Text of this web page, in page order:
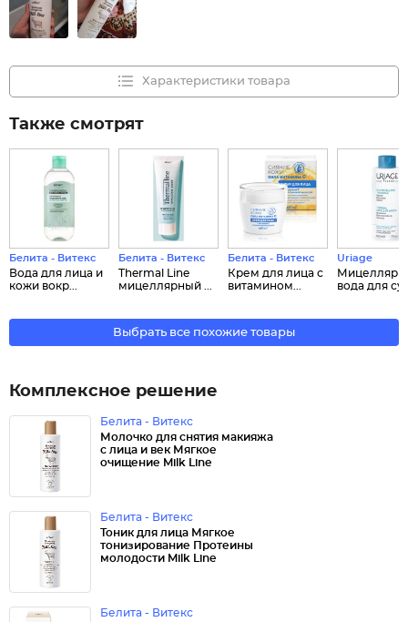
Характеристики товара
Также смотрят
Белита - Витекс
Вода для лица и
кожи вокр...
Белита - Витекс
Thermal Line
мицеллярный ...
Белита - Витекс
Крем для лица с
витамином...
Uriage
вода для
Выбрать все похожие товары
Комплексное решение
Белита - Витекс
Молочко для снятия макияжа
с лица и век Мягкое
очищение Milk Line
Белита - Витекс
Тоник для лица Мягкое
тонизирование Протеины
молодости Milk Line
Белита - Витекс